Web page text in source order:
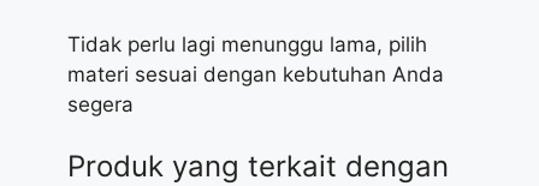
Tidak perlu lagi menunggu lama, pilih
materi sesuai dengan kebutuhan Anda
segera
Produk yang terkait dengan